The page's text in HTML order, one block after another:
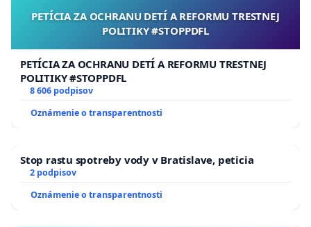
PETÍCIA ZA OCHRANU DETÍ A REFORMU TRESTNEJ
POLITIKY #STOPPDFL
PETÍCIA ZA OCHRANU DETÍ A REFORMU TRESTNEJ
POLITIKY #STOPPDFL
8 606 podpisov
Oznámenie o transparentnosti
Stop rastu spotreby vody v Bratislave, peticia
2 podpisov
Oznámenie o transparentnosti